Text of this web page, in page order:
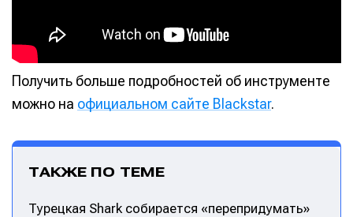
Получить больше подробностей об инструменте
можно на официальном сайте Blackstar.
ТАКЖЕ ПО ТЕМЕ
Турецкая Shark собирается «перепридумать»